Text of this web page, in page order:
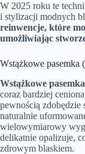
W 2025 roku te
i stylizacji modnych
reinwencje, które
umożliwiając
Wstążkowe pasemka
Wstążkowe pasemka
coraz bardziej
pewnością zdobędzie
naturalnie
wielowymiarowy
delikatnie opalizuje,
zdrowym blaskiem.